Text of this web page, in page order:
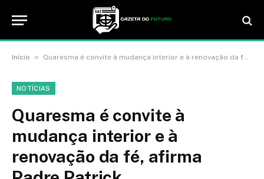
Início » Quaresma é convite à mudança interior e à renovação da fé, afirma Padre Patrick
NOTÍCIAS
Quaresma é convite à
mudança interior e à
renovação da fé, afirma